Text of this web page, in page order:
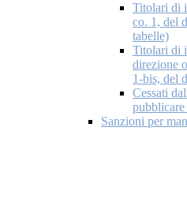
Titolari di
co. 1, del
tabelle)
Titolari di
direzione
1-bis, del
Cessati
Sanzioni per